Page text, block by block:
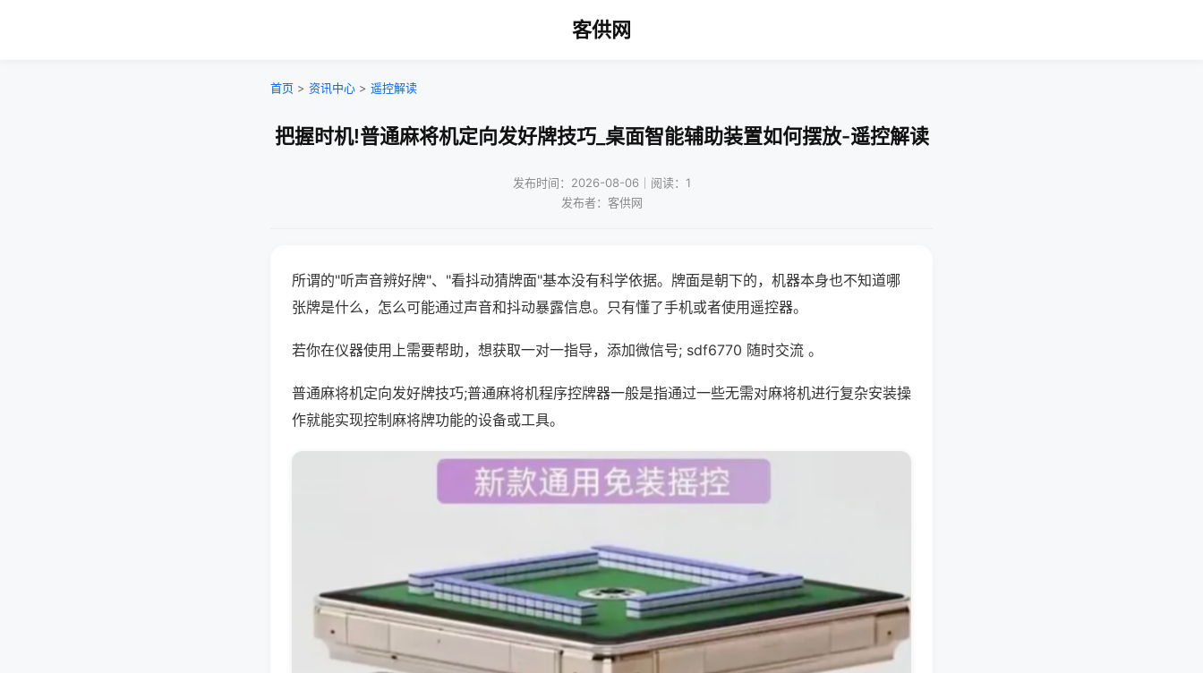
客供网
首页 > 资讯中心 > 遥控解读
把握时机!普通麻将机定向发好牌技巧_桌面智能辅助装置如何摆放-遥控解读
发布时间：2026-08-06｜阅读：1
发布者：客供网
所谓的"听声音辨好牌"、"看抖动猜牌面"基本没有科学依据。牌面是朝下的，机器本身也不知道哪
张牌是什么，怎么可能通过声音和抖动暴露信息。只有懂了手机或者使用遥控器。
若你在仪器使用上需要帮助，想获取一对一指导，添加微信号; sdf6770 随时交流 。
普通麻将机定向发好牌技巧;普通麻将机程序控牌器一般是指通过一些无需对麻将机进行复杂安装操
作就能实现控制麻将牌功能的设备或工具。